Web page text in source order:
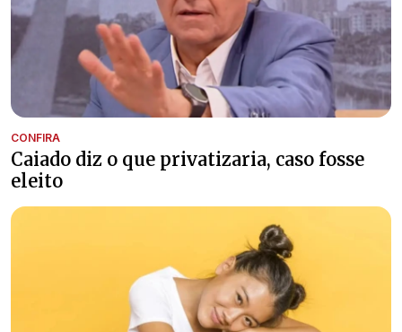
CONFIRA
Caiado diz o que privatizaria, caso fosse
eleito